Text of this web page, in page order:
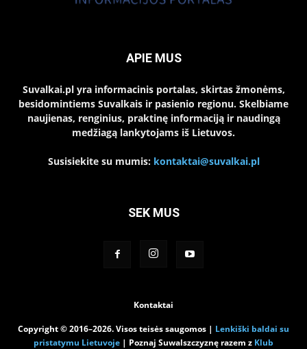
APIE MUS
Suvalkai.pl yra informacinis portalas, skirtas žmonėms,
besidomintiems Suvalkais ir pasienio regionu. Skelbiame
naujienas, renginius, praktinę informaciją ir naudingą
medžiagą lankytojams iš Lietuvos.
Susisiekite su mumis: kontaktai@suvalkai.pl
SEK MUS
Kontaktai
Copyright © 2016–2026. Visos teisės saugomos | Lenkiški baldai su
pristatymu Lietuvoje | Poznaj Suwalszczyznę razem z Klub